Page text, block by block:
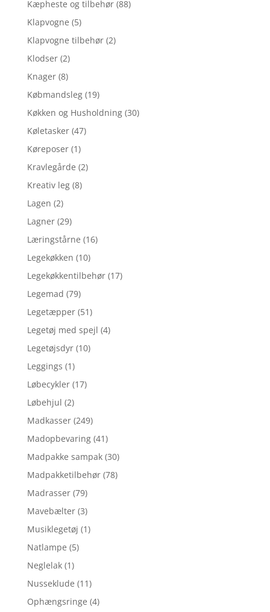
Kæpheste og tilbehør (88)
Klapvogne (5)
Klapvogne tilbehør (2)
Klodser (2)
Knager (8)
Købmandsleg (19)
Køkken og Husholdning (30)
Køletasker (47)
Køreposer (1)
Kravlegårde (2)
Kreativ leg (8)
Lagen (2)
Lagner (29)
Læringstårne (16)
Legekøkken (10)
Legekøkkentilbehør (17)
Legemad (79)
Legetæpper (51)
Legetøj med spejl (4)
Legetøjsdyr (10)
Leggings (1)
Løbecykler (17)
Løbehjul (2)
Madkasser (249)
Madopbevaring (41)
Madpakke sampak (30)
Madpakketilbehør (78)
Madrasser (79)
Mavebælter (3)
Musiklegetøj (1)
Natlampe (5)
Neglelak (1)
Nusseklude (11)
Ophængsringe (4)